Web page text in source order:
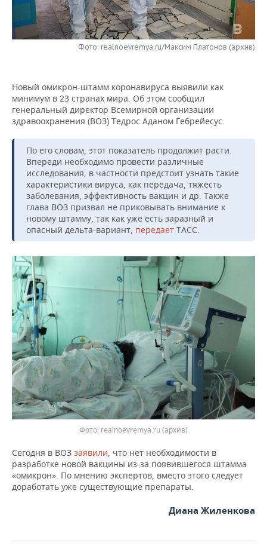
НЕФТЕХИМИЯ
НЕФТЬ
ЭНЕРГЕТИКА
РОЗНИЧНАЯ ТОРГОВЛЯ
НОВОСТИ ТЕХНОЛОГИЙ
ТЕЛЕКОММУНИКАЦИИ
МЕРОПРИЯТИЯ
НОВОСТИ МЕРОПРИЯТИЙ
БИЗНЕС-БРАНЧИ
ОТКРЫТАЯ ЛЕКЦИЯ
ФУТБОЛ
БАСКЕТБОЛ
ВОЛЕЙБОЛ
КИБЕРСПОРТ
ФИГУРНОЕ КАТАНИЕ
ВОДНЫЕ ВИДЫ СПОРТА
ХОККЕЙ С МЯЧОМ
НОВОСТИ ОБЩЕСТВА
ИНФРАСТРУКТУРА
ИСТОРИЯ
КУЛЬТУРА
МЕДИЦИНА
ОБРАЗОВАНИЕ
ПРОИСШЕСТВИЯ
ФОТОГАЛЕРЕЯ
СПРАВОЧНИК
СПИСОК ПЕРСОН
СПИСОК КОМПАНИЙ
ПОЛНАЯ ВЕРСИЯ
Фото: realnoevremya.ru/Максим Платонов (архив)
Новый омикрон-штамм коронавируса выявили как
минимум в 23 странах мира. Об этом сообщил
генеральный директор Всемирной организации
здравоохранения (ВОЗ) Тедрос Аданом Гебрейесус.
По его словам, этот показатель продолжит расти.
Впереди необходимо провести различные
исследования, в частности предстоит узнать такие
характеристики вируса, как передача, тяжесть
заболевания, эффективность вакцин и др. Также
глава ВОЗ призвал не приковывать внимание к
новому штамму, так как уже есть заразный и
опасный дельта-вариант, передает ТАСС.
Фото: realnoevremya.ru (архив)
Сегодня в ВОЗ заявили , что нет необходимости в
разработке новой вакцины из-за появившегося штамма
«омикрон». По мнению экспертов, вместо этого следует
доработать уже существующие препараты.
Диана Жиленкова